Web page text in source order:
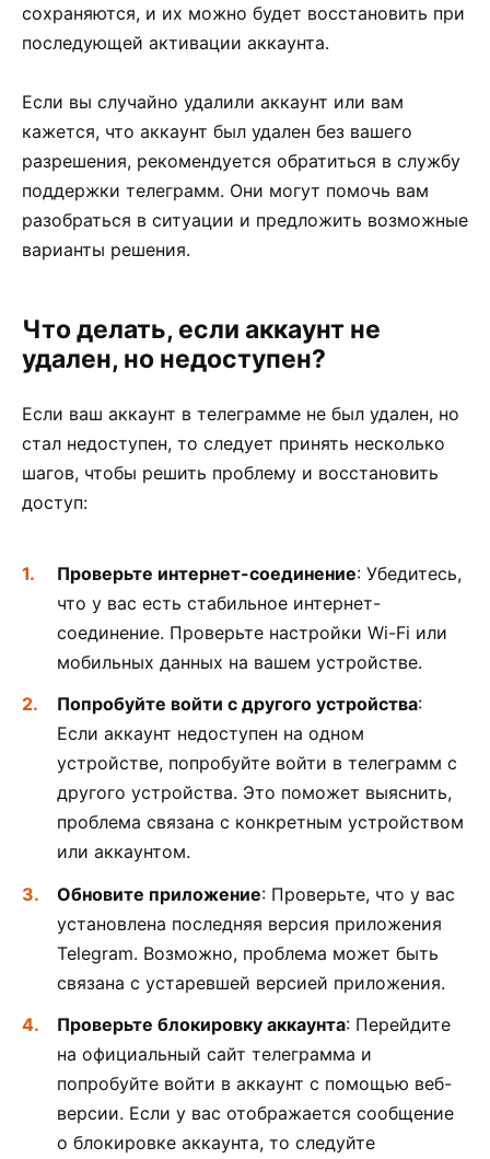
сохраняются, и их можно будет восстановить при
последующей активации аккаунта.
Если вы случайно удалили аккаунт или вам
кажется, что аккаунт был удален без вашего
разрешения, рекомендуется обратиться в службу
поддержки телеграмм. Они могут помочь вам
разобраться в ситуации и предложить возможные
варианты решения.
Что делать, если аккаунт не
удален, но недоступен?
Если ваш аккаунт в телеграмме не был удален, но
стал недоступен, то следует принять несколько
шагов, чтобы решить проблему и восстановить
доступ:
Проверьте интернет-соединение: Убедитесь,
что у вас есть стабильное интернет-
соединение. Проверьте настройки Wi-Fi или
мобильных данных на вашем устройстве.
Попробуйте войти с другого устройства:
Если аккаунт недоступен на одном
устройстве, попробуйте войти в телеграмм с
другого устройства. Это поможет выяснить,
проблема связана с конкретным устройством
или аккаунтом.
Обновите приложение: Проверьте, что у вас
установлена последняя версия приложения
Telegram. Возможно, проблема может быть
связана с устаревшей версией приложения.
Проверьте блокировку аккаунта: Перейдите
на официальный сайт телеграмма и
попробуйте войти в аккаунт с помощью веб-
версии. Если у вас отображается сообщение
о блокировке аккаунта, то следуйте